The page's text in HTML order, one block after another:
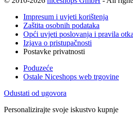
Impresum i uvjeti korištenja
Zaštita osobnih podataka
Opći uvjeti poslovanja i pravila
Izjava o pristupačnosti
Postavke privatnosti
Poduzeće
Ostale Niceshops web trgovine
Odustati od ugovora
Personalizirajte svoje iskustvo kupnje